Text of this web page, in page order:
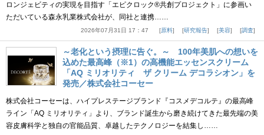
ロンジェビティの実現を目指す「エピクロック®共創プロジェクト」に参画い
ただいている森永乳業株式会社が、同社と連携……
2026年07月31日 17：47 原料 研究報告 美容 調査
～老化という摂理に告ぐ。～ 100年美肌への想いを
込めた最高峰（※1）の高機能エッセンスクリーム
「AQ ミリオリティ ザ クリーム デコラシオン」を
発売／株式会社コーセー
株式会社コーセーは、ハイプレステージブランド『コスメデコルテ』の最高峰
ライン「AQ ミリオリティ」より、ブランド誕生から磨き続けてきた最先端の美
容皮膚科学と独自の官能品質、卓越したテクノロジーを結集し……